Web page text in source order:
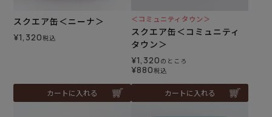
スクエア缶＜ニーナ＞
¥1,320税込
カートに入れる
＜コミュニティタウン＞
スクエア缶＜コミュニティ
タウン＞
¥1,320 のところ
¥880税込
カートに入れる